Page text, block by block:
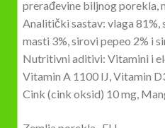
prerađevine biljnog porekla,
Analitički sastav: vlaga
masti 3%, sirovi pepeo 2% i
Nutritivni aditivi: Vitamini i
Vitamin A 1100 IJ, Vitamin
Cink (cink oksid) 10 mg,